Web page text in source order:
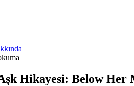
Hikayesi: Below Her